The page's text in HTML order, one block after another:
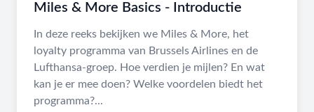
Miles & More Basics - Introductie
In deze reeks bekijken we Miles & More, het
loyalty programma van Brussels Airlines en de
Lufthansa-groep. Hoe verdien je mijlen? En wat
kan je er mee doen? Welke voordelen biedt het
programma?...